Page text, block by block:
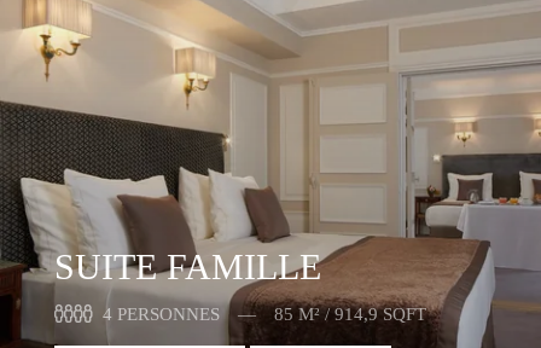
SUITE FAMILLE
4 PERSONNES 85 M² / 914,9 SQFT